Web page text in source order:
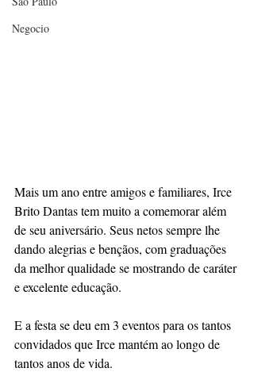
Negocio
Mais um ano entre amigos e familiares, Irce
Brito Dantas tem muito a comemorar além
de seu aniversário. Seus netos sempre lhe
dando alegrias e bençãos, com graduações
da melhor qualidade se mostrando de caráter
e excelente educação.
E a festa se deu em 3 eventos para os tantos
convidados que Irce mantém ao longo de
tantos anos de vida.